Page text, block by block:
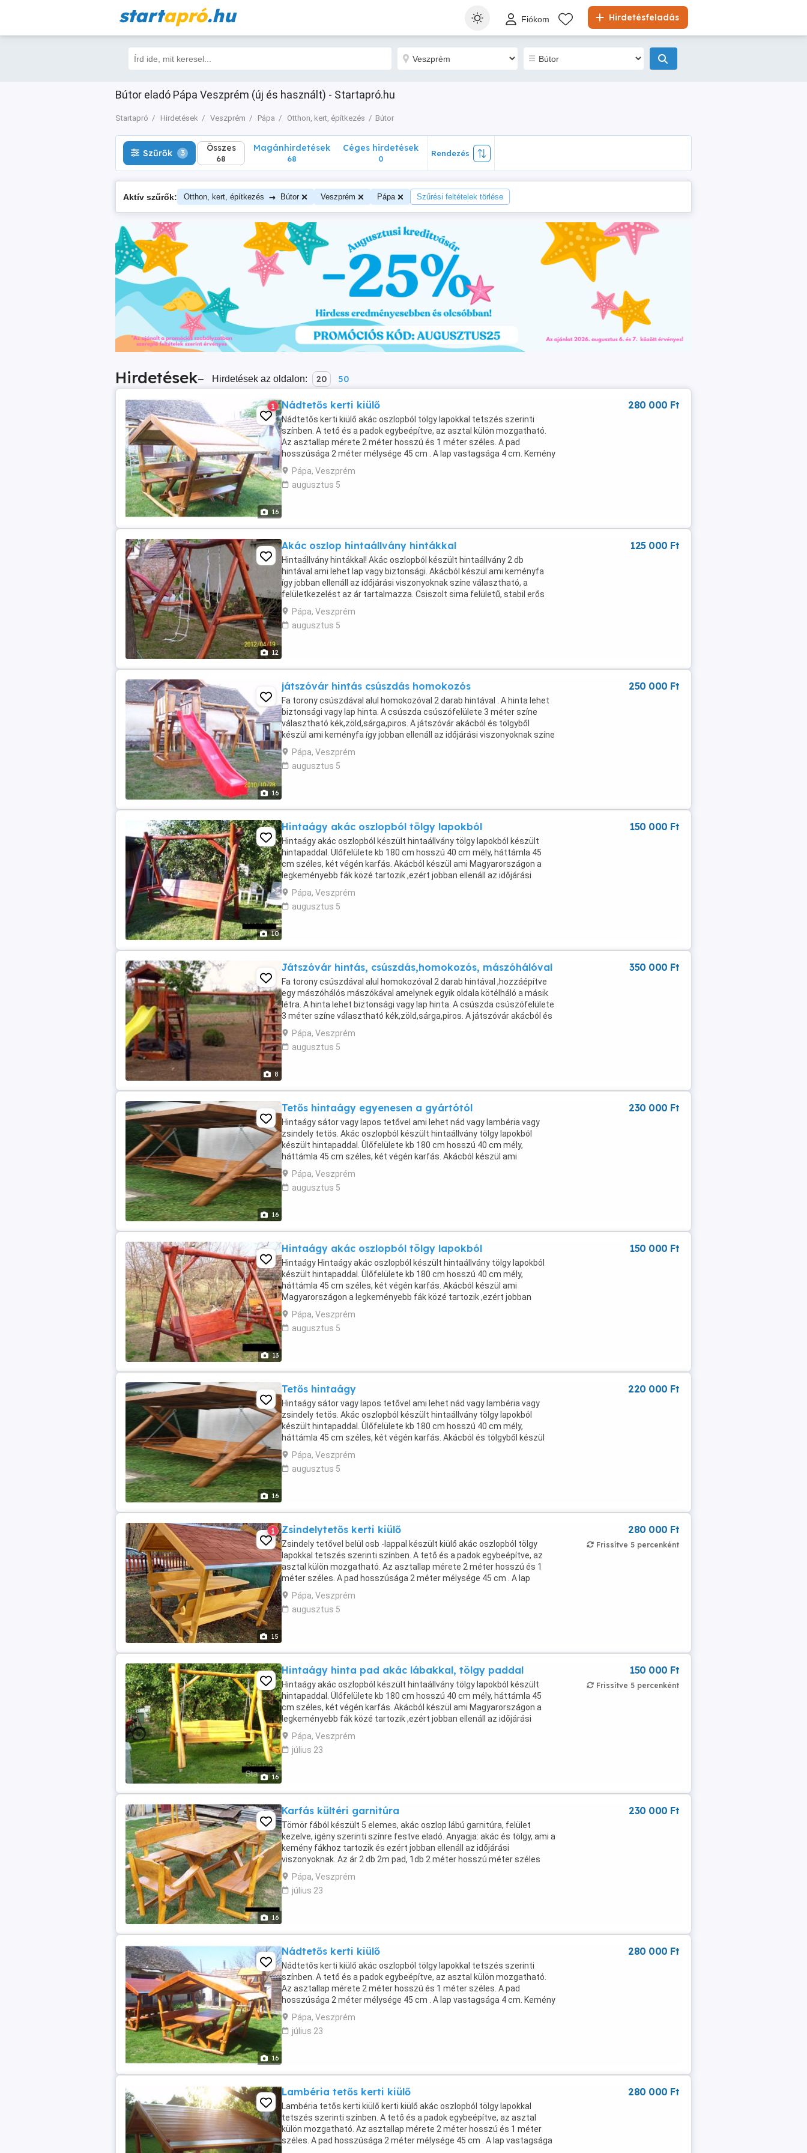
startapró.hu Hirdetésfeladás
Fiókom
Bútor eladó Pápa Veszprém (új és használt) - Startapró.hu
Startapró Hirdetések Veszprém Pápa Otthon, kert, építkezés Bútor
Szűrők 3 Összes
68
Szűrők 3 Összes
68
Magánhirdetések
68
Céges hirdetések
0
Rendezés
Aktív szűrők: Otthon, kert, építkezés → Bútor Veszprém Pápa Szűrési feltételek törlése
Hirdetések– Hirdetések az oldalon: 20 50
16
1 Nádtetős kerti kiülő
Nádtetős kerti kiülő akác oszlopból tölgy lapokkal tetszés szerinti
színben. A tető és a padok egybeépítve, az asztal külön mozgatható.
Az asztallap mérete 2 méter hosszú és 1 méter széles. A pad
hosszúsága 2 méter mélysége 45 cm . A lap vastagsága 4 cm. Kemény
fa, így jobban ellenáll az időjárási viszonyoknak. A ...
Pápa, Veszprém
augusztus 5
280 000 Ft
12
Akác oszlop hintaállvány hintákkal
Hintaállvány hintákkal! Akác oszlopból készült hintaállvány 2 db
hintával ami lehet lap vagy biztonsági. Akácból készül ami keményfa
így jobban ellenáll az időjárási viszonyoknak színe választható, a
felületkezelést az ár tartalmazza. Csiszolt sima felületű, stabil erős
szerkezetű. A felületkezelés ...
Pápa, Veszprém
augusztus 5
125 000 Ft
16
játszóvár hintás csúszdás homokozós
Fa torony csúszdával alul homokozóval 2 darab hintával . A hinta lehet
biztonsági vagy lap hinta. A csúszda csúszófelülete 3 méter színe
választható kék,zöld,sárga,piros. A játszóvár akácból és tölgyből
készül ami keményfa így jobban ellenáll az időjárási viszonyoknak színe
választható, a felületkezelést ...
Pápa, Veszprém
augusztus 5
250 000 Ft
10
Hintaágy akác oszlopból tölgy lapokból
Hintaágy akác oszlopból készült hintaállvány tölgy lapokból készült
hintapaddal. Ülőfelülete kb 180 cm hosszú 40 cm mély, háttámla 45
cm széles, két végén karfás. Akácból készül ami Magyarországon a
legkeményebb fák közé tartozik ,ezért jobban ellenáll az időjárási
viszonyoknak . Csiszolt sima felületű, ...
Pápa, Veszprém
augusztus 5
150 000 Ft
8
Játszóvár hintás, csúszdás,homokozós, mászóhálóval
Fa torony csúszdával alul homokozóval 2 darab hintával ,hozzáépítve
egy mászóhálós mászókával amelynek egyik oldala kötélháló a másik
létra. A hinta lehet biztonsági vagy lap hinta. A csúszda csúszófelülete
3 méter színe választható kék,zöld,sárga,piros. A játszóvár akácból és
tölgyből készül ami keményfa ...
Pápa, Veszprém
augusztus 5
350 000 Ft
16
Tetős hintaágy egyenesen a gyártótól
Hintaágy sátor vagy lapos tetővel ami lehet nád vagy lambéria vagy
zsindely tetös. Akác oszlopból készült hintaállvány tölgy lapokból
készült hintapaddal. Ülőfelülete kb 180 cm hosszú 40 cm mély,
háttámla 45 cm széles, két végén karfás. Akácból készül ami
Magyarországon a legkeményebb fák közé tartozik ...
Pápa, Veszprém
augusztus 5
230 000 Ft
13
Hintaágy akác oszlopból tölgy lapokból
Hintaágy Hintaágy akác oszlopból készült hintaállvány tölgy lapokból
készült hintapaddal. Ülőfelülete kb 180 cm hosszú 40 cm mély,
háttámla 45 cm széles, két végén karfás. Akácból készül ami
Magyarországon a legkeményebb fák közé tartozik ,ezért jobban
ellenáll az időjárási viszonyoknak . Csiszolt ...
Pápa, Veszprém
augusztus 5
150 000 Ft
16
Tetős hintaágy
Hintaágy sátor vagy lapos tetővel ami lehet nád vagy lambéria vagy
zsindely tetös. Akác oszlopból készült hintaállvány tölgy lapokból
készült hintapaddal. Ülőfelülete kb 180 cm hosszú 40 cm mély,
háttámla 45 cm széles, két végén karfás. Akácból és tölgyből készül
ami Magyarországon a legkeményebb fák ...
Pápa, Veszprém
augusztus 5
220 000 Ft
15
1 Zsindelytetős kerti kiülő
Zsindely tetővel belül osb -lappal készült kiülő akác oszlopból tölgy
lapokkal tetszés szerinti színben. A tető és a padok egybeépítve, az
asztal külön mozgatható. Az asztallap mérete 2 méter hosszú és 1
méter széles. A pad hosszúsága 2 méter mélysége 45 cm . A lap
vastagsága 4 cm. Kemény fa, így jobban ...
Pápa, Veszprém
augusztus 5
280 000 Ft
Frissítve 5 percenként
16
Hintaágy hinta pad akác lábakkal, tölgy paddal
Hintaágy akác oszlopból készült hintaállvány tölgy lapokból készült
hintapaddal. Ülőfelülete kb 180 cm hosszú 40 cm mély, háttámla 45
cm széles, két végén karfás. Akácból készül ami Magyarországon a
legkeményebb fák közé tartozik ,ezért jobban ellenáll az időjárási
viszonyoknak . Csiszolt sima felületű, ...
Pápa, Veszprém
július 23
150 000 Ft
Frissítve 5 percenként
16
Karfás kültéri garnitúra
Tömör fából készült 5 elemes, akác oszlop lábú garnitúra, felület
kezelve, igény szerinti színre festve eladó. Anyagja: akác és tölgy, ami a
kemény fákhoz tartozik és ezért jobban ellenáll az időjárási
viszonyoknak. Az ár 2 db 2m pad, 1db 2 méter hosszú méter széles
asztal és 2 db karfás székre értendő. A ...
Pápa, Veszprém
július 23
230 000 Ft
16
Nádtetős kerti kiülő
Nádtetős kerti kiülő akác oszlopból tölgy lapokkal tetszés szerinti
színben. A tető és a padok egybeépítve, az asztal külön mozgatható.
Az asztallap mérete 2 méter hosszú és 1 méter széles. A pad
hosszúsága 2 méter mélysége 45 cm . A lap vastagsága 4 cm. Kemény
fa, így jobban ellenáll az időjárási viszonyoknak. A ...
Pápa, Veszprém
július 23
280 000 Ft
Lambéria tetős kerti kiülő
Lambéria tetős kerti kiülő kerti kiülő akác oszlopból tölgy lapokkal
tetszés szerinti színben. A tető és a padok egybeépítve, az asztal
külön mozgatható. Az asztallap mérete 2 méter hosszú és 1 méter
széles. A pad hosszúsága 2 méter mélysége 45 cm . A lap vastagsága
280 000 Ft